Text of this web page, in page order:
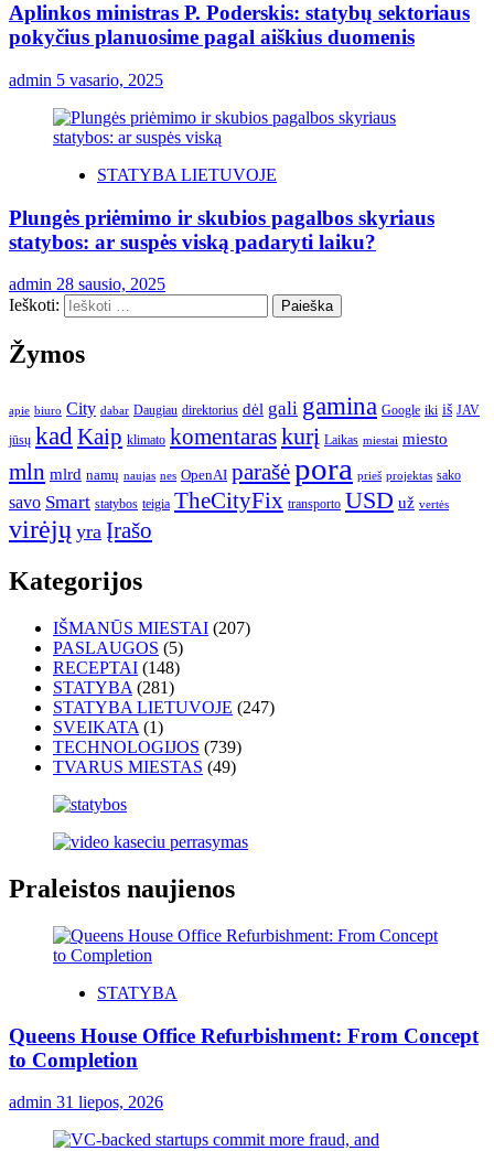
Aplinkos ministras P. Poderskis: statybų sektoriaus
pokyčius planuosime pagal aiškius duomenis
admin 5 vasario, 2025
STATYBA LIETUVOJE
Plungės priėmimo ir skubios pagalbos skyriaus
statybos: ar suspės viską padaryti laiku?
admin 28 sausio, 2025
Ieškoti:
Žymos
apie biuro City dabar Daugiau direktorius dėl gali gamina Google iki iš JAV
jūsų kad Kaip klimato komentaraskurį Laikas miestai miesto
mln mlrd namų naujas nes OpenAI parašėpora prieš projektas sako
savo Smart statybos teigia TheCityFix transporto USD už vertės
virėjų yra Įrašo
Kategorijos
IŠMANŪS MIESTAI (207)
PASLAUGOS (5)
RECEPTAI (148)
STATYBA (281)
STATYBA LIETUVOJE (247)
SVEIKATA (1)
TECHNOLOGIJOS (739)
TVARUS MIESTAS (49)
Praleistos naujienos
STATYBA
Queens House Office Refurbishment: From Concept
to Completion
admin 31 liepos, 2026